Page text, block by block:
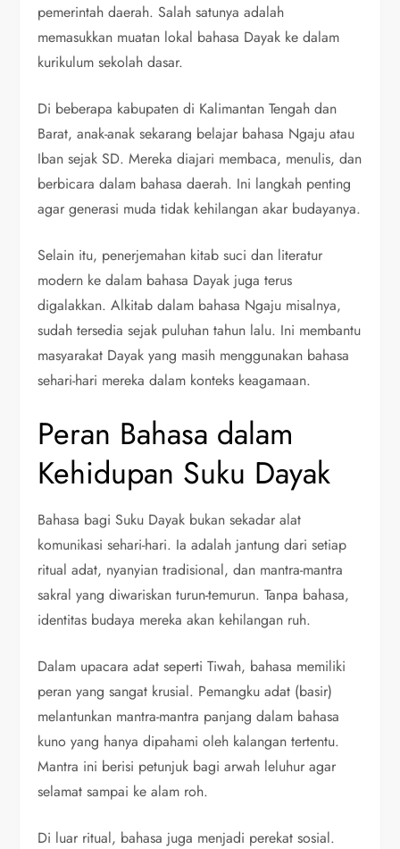
pemerintah daerah. Salah satunya adalah
memasukkan muatan lokal bahasa Dayak ke dalam
kurikulum sekolah dasar.
Di beberapa kabupaten di Kalimantan Tengah dan
Barat, anak-anak sekarang belajar bahasa Ngaju atau
Iban sejak SD. Mereka diajari membaca, menulis, dan
berbicara dalam bahasa daerah. Ini langkah penting
agar generasi muda tidak kehilangan akar budayanya.
Selain itu, penerjemahan kitab suci dan literatur
modern ke dalam bahasa Dayak juga terus
digalakkan. Alkitab dalam bahasa Ngaju misalnya,
sudah tersedia sejak puluhan tahun lalu. Ini membantu
masyarakat Dayak yang masih menggunakan bahasa
sehari-hari mereka dalam konteks keagamaan.
Peran Bahasa dalam
Kehidupan Suku Dayak
Bahasa bagi Suku Dayak bukan sekadar alat
komunikasi sehari-hari. Ia adalah jantung dari setiap
ritual adat, nyanyian tradisional, dan mantra-mantra
sakral yang diwariskan turun-temurun. Tanpa bahasa,
identitas budaya mereka akan kehilangan ruh.
Dalam upacara adat seperti Tiwah, bahasa memiliki
peran yang sangat krusial. Pemangku adat (basir)
melantunkan mantra-mantra panjang dalam bahasa
kuno yang hanya dipahami oleh kalangan tertentu.
Mantra ini berisi petunjuk bagi arwah leluhur agar
selamat sampai ke alam roh.
Di luar ritual, bahasa juga menjadi perekat sosial.